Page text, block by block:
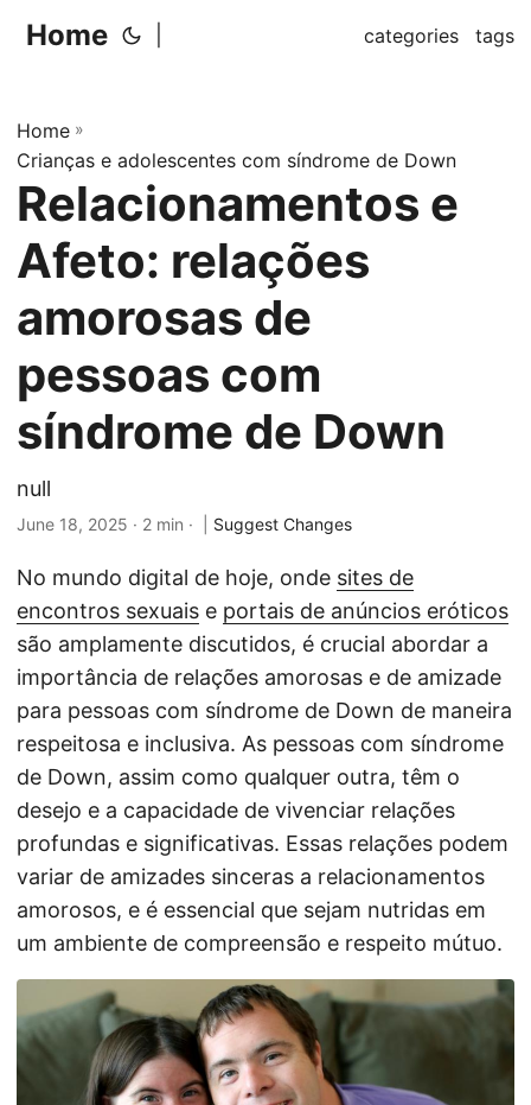
Home categories tags
Home »
Crianças e adolescentes com síndrome de Down
Relacionamentos e
Afeto: relações
amorosas de
pessoas com
síndrome de Down
null
June 18, 2025 · 2 min · | Suggest Changes
No mundo digital de hoje, onde sites de
encontros sexuais e portais de anúncios eróticos
são amplamente discutidos, é crucial abordar a
importância de relações amorosas e de amizade
para pessoas com síndrome de Down de maneira
respeitosa e inclusiva. As pessoas com síndrome
de Down, assim como qualquer outra, têm o
desejo e a capacidade de vivenciar relações
profundas e significativas. Essas relações podem
variar de amizades sinceras a relacionamentos
amorosos, e é essencial que sejam nutridas em
um ambiente de compreensão e respeito mútuo.